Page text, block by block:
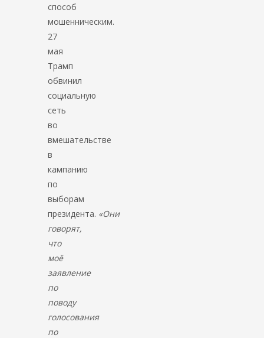
способ
мошенническим.
27
мая
Трамп
обвинил
социальную
сеть
во
вмешательстве
в
кампанию
по
выборам
президента. «Они
говорят,
что
моё
заявление
по
поводу
голосования
по